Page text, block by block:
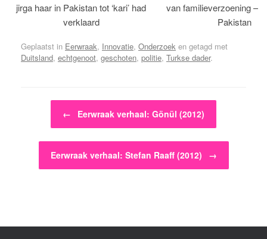
jirga haar in Pakistan tot ‘kari’ had
verklaard
van familieverzoening –
Pakistan
Geplaatst in Eerwraak, Innovatie, Onderzoek en getagd met
Duitsland, echtgenoot, geschoten, politie, Turkse dader.
Bericht navigatie
← Eerwraak verhaal: Gönül (2012)
Eerwraak verhaal: Stefan Raaff (2012) →